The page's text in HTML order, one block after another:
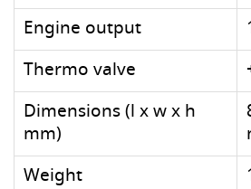
Engine output
Thermo valve
Dimensions (l x w x h
mm)
Weight